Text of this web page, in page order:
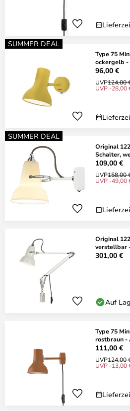
SUMMER DEAL
Type 75
ockergelb -
96,00 €
UVP124,00
UVP -28,00
SUMMER DEAL
Original
Schalter,
109,00 €
UVP158,00
UVP -49,00
Original
verstellbar
301,00 €
Auf
Type 75
rostbraun -
111,00 €
UVP124,00
UVP -13,00